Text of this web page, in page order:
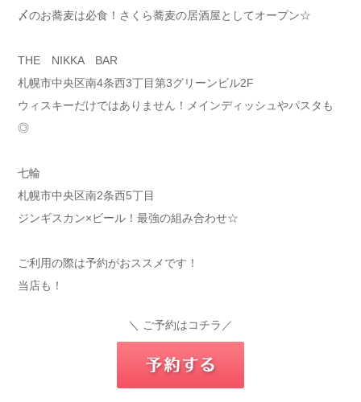
〆のお蕎麦は必食！さくら蕎麦の居酒屋としてオープン☆
THE NIKKA BAR
札幌市中央区南4条西3丁目第3グリーンビル2F
ウィスキーだけではありません！メインディッシュやパスタも
◎
七輪
札幌市中央区南2条西5丁目
ジンギスカン×ビール！最強の組み合わせ☆
ご利用の際は予約がおススメです！
当店も！
＼ ご予約はコチラ／